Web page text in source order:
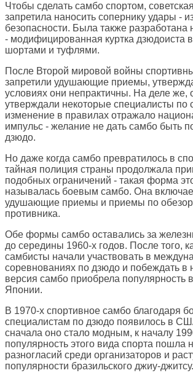
Чтобы сделать самбо спортом,
запретила наносить сопернику удары -
безопасности. Была также
- модифицированная куртка дзюдоиста
шортами и туфлями.
После Второй мировой войны
запретили удушающие приемы,
условиях они непрактичны. На деле же,
утверждали некоторые специалисты по
изменение в правилах отражало
импульс - желание не дать самбо быть
дзюдо.
Но даже когда самбо превратилось в
тайная полиция страны продолжала
подобных ограничений - такая форма
называлась боевым самбо. Она
удушающие приемы и приемы по
противника.
Обе формы самбо оставались за
до середины 1960-х годов. После того,
самбисты начали участвовать в
соревнованиях по дзюдо и побеждать в
версия самбо приобрела популярность
Японии.
В 1970-х спортивное самбо благодаря
специалистам по дзюдо появилось в
сначала оно стало модным, к началу
популярность этого вида спорта пошла
разногласий среди организаторов и
популярности бразильского джиу-джитсу.